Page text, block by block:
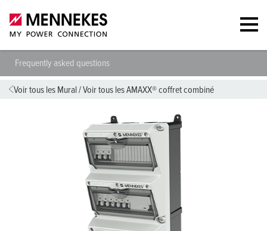
Frequently asked questions
Voir tous les Mural /Voir tous les AMAXX® coffret combiné